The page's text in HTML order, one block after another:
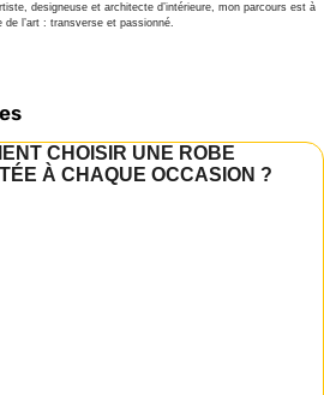
designeuse et architecte d’intérieure, mon parcours est à
de l’art : transverse et passionné.
CHOISIR UNE ROBE
À CHAQUE OCCASION ?